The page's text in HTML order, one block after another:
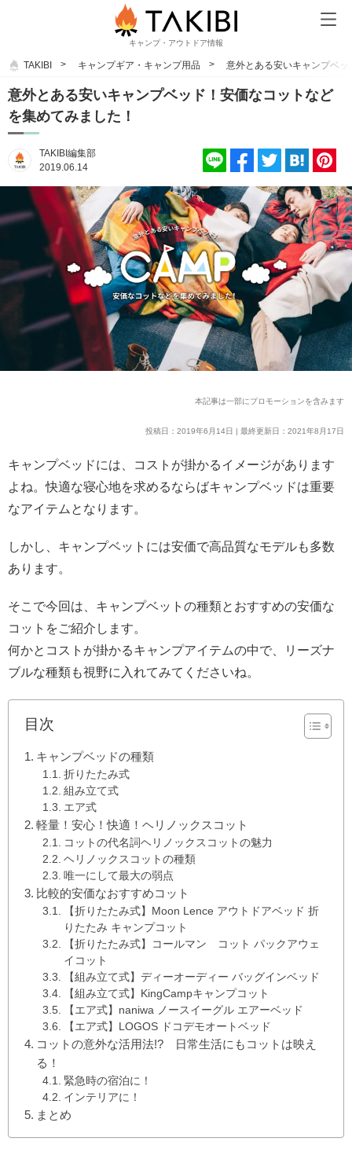
キャンプ・アウトドア情報
TAKIBI キャンプギア・キャンプ用品 意外とある安いキャンプベ
意外とある安いキャンプベッド！安価なコットなど
を集めてみました！
TAKIBI編集部
2019.06.14
本記事は一部にプロモーションを含みます
投稿日：2019年6月14日 | 最終更新日：2021年8月17日
キャンプベッドには、コストが掛かるイメージがあります
よね。快適な寝心地を求めるならばキャンプベッドは重要
なアイテムとなります。
しかし、キャンプベットには安価で高品質なモデルも多数
あります。
そこで今回は、キャンプベットの種類とおすすめの安価な
コットをご紹介します。
何かとコストが掛かるキャンプアイテムの中で、リーズナ
ブルな種類も視野に入れてみてくださいね。
目次
キャンプベッドの種類
折りたたみ式
組み立て式
エア式
軽量！安心！快適！ヘリノックスコット
コットの代名詞ヘリノックスコットの魅力
ヘリノックスコットの種類
唯一にして最大の弱点
比較的安価なおすすめコット
【折りたたみ式】Moon Lence アウトドアベッド 折
りたたみ キャンプコット
【折りたたみ式】コールマン コット パックアウェ
イコット
【組み立て式】ディーオーディー バッグインベッド
【組み立て式】KingCampキャンプコット
【エア式】naniwa ノースイーグル エアーベッド
【エア式】LOGOS ドコデモオートベッド
コットの意外な活用法!? 日常生活にもコットは映え
る！
緊急時の宿泊に！
インテリアに！
まとめ